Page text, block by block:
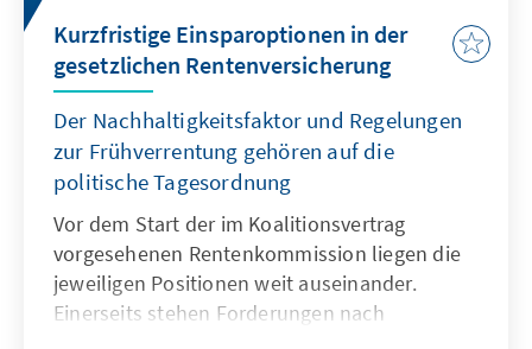
Kooperationen immer mehr in den Fokus.
Kurzfristige Einsparoptionen in der
gesetzlichen Rentenversicherung
Der Nachhaltigkeitsfaktor und Regelungen
zur Frühverrentung gehören auf die
politische Tagesordnung
Vor dem Start der im Koalitionsvertrag
vorgesehenen Rentenkommission liegen die
jeweiligen Positionen weit auseinander.
Einerseits stehen Forderungen nach